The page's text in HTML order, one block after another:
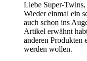
Liebe Super-Twins,
Wieder einmal ein
auch schon ins
Artikel erwähnt
anderen Produkten
werden wollen.